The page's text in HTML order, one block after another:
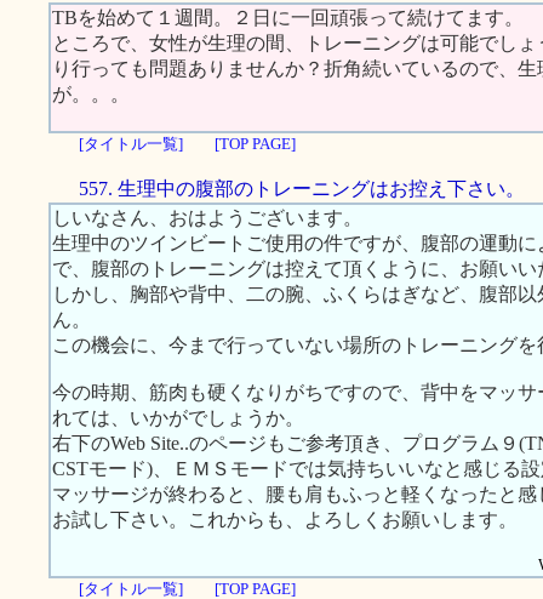
TBを始めて１週間。２日に一回頑張って続けてます。
ところで、女性が生理の間、トレーニングは可能でし
り行っても問題ありませんか？折角続いているので、
が。。。
[タイトル一覧] [TOP PAGE]
557. 生理中の腹部のトレーニングはお控え下さい。
しいなさん、おはようございます。
生理中のツインビートご使用の件ですが、腹部の運動
で、腹部のトレーニングは控えて頂くように、お願いい
しかし、胸部や背中、二の腕、ふくらはぎなど、腹部
ん。
この機会に、今まで行っていない場所のトレーニング
今の時期、筋肉も硬くなりがちですので、背中をマッ
れては、いかがでしょうか。
右下のWeb Site..のページもご参考頂き、プログラム９
CSTモード)、ＥＭＳモードでは気持ちいいなと感じる
マッサージが終わると、腰も肩もふっと軽くなったと
お試し下さい。これからも、よろしくお願いします。
[タイトル一覧]
[TOP PAGE]